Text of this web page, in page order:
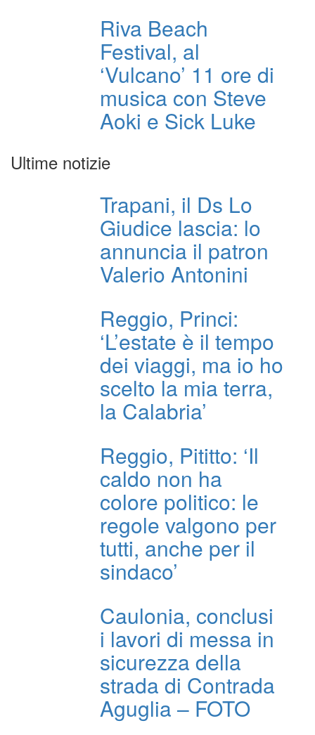
Riva Beach
Festival, al
‘Vulcano’ 11 ore di
musica con Steve
Aoki e Sick Luke
Ultime notizie
Trapani, il Ds Lo
Giudice lascia: lo
annuncia il patron
Valerio Antonini
Reggio, Princi:
‘L’estate è il tempo
dei viaggi, ma io ho
scelto la mia terra,
la Calabria’
Reggio, Pititto: ‘Il
caldo non ha
colore politico: le
regole valgono per
tutti, anche per il
sindaco’
Caulonia, conclusi
i lavori di messa in
sicurezza della
strada di Contrada
Aguglia – FOTO